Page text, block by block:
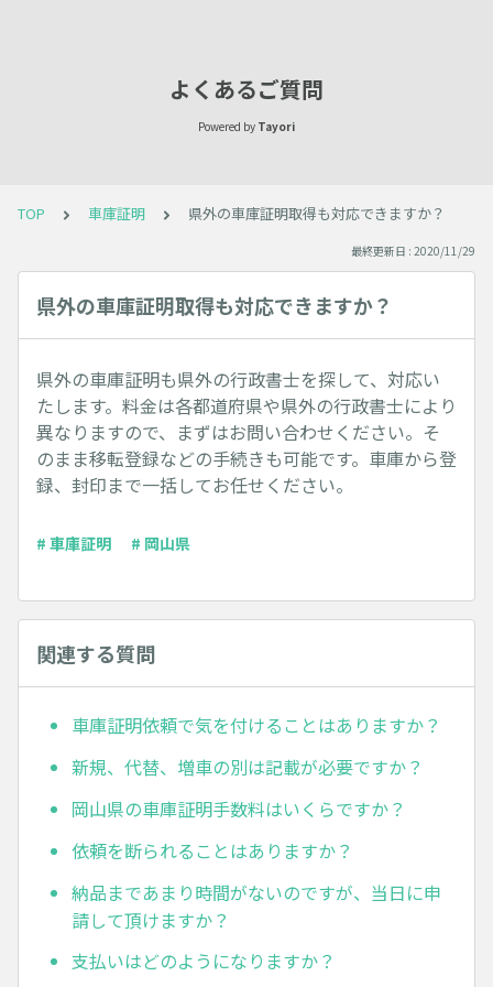
よくあるご質問
Powered by Tayori
TOP 車庫証明 県外の車庫証明取得も対応できますか？
最終更新日 : 2020/11/29
県外の車庫証明取得も対応できますか？
県外の車庫証明も県外の行政書士を探して、対応い
たします。料金は各都道府県や県外の行政書士により
異なりますので、まずはお問い合わせください。そ
のまま移転登録などの手続きも可能です。車庫から登
録、封印まで一括してお任せください。
# 車庫証明 # 岡山県
関連する質問
車庫証明依頼で気を付けることはありますか？
新規、代替、増車の別は記載が必要ですか？
岡山県の車庫証明手数料はいくらですか？
依頼を断られることはありますか？
納品まであまり時間がないのですが、当日に申
請して頂けますか？
支払いはどのようになりますか？